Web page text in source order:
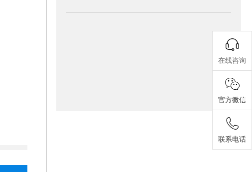
在线咨询
官方微信
联系电话